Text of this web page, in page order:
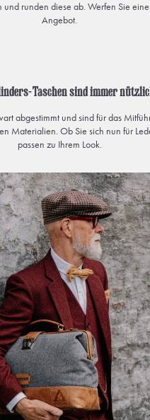
runden diese ab. Werfen Sie
Angebot.
Taschen sind immer
abgestimmt und sind für das
Materialien. Ob Sie sich nun für
passen zu Ihrem Look.